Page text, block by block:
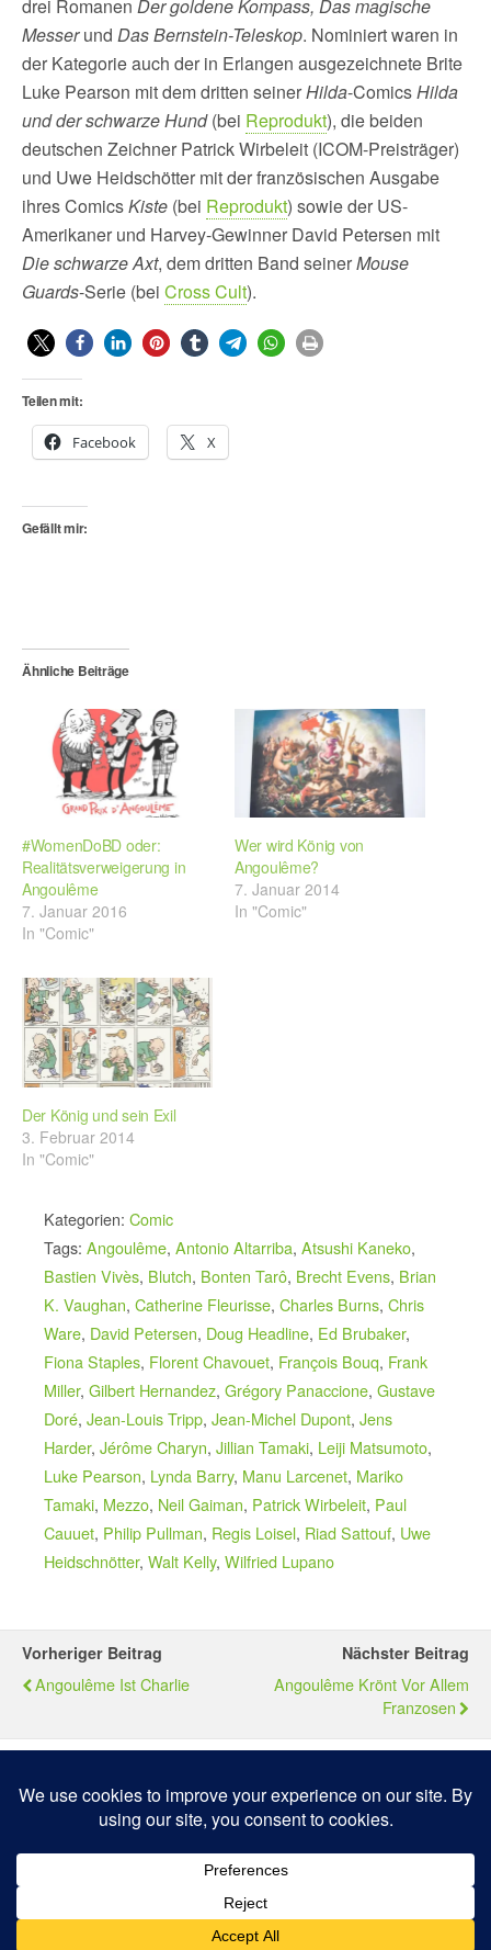
drei Romanen Der goldene Kompass, Das magische
Messerund Das Bernstein-Teleskop. Nominiert waren in
der Kategorie auch der in Erlangen ausgezeichnete Brite
Luke Pearson mit dem dritten seinerHilda-ComicsHilda
und der schwarze Hund(bei Reprodukt), die beiden
deutschen Zeichner Patrick Wirbeleit (ICOM-Preisträger)
und Uwe Heidschötter mit der französischen Ausgabe
ihres ComicsKiste (bei Reprodukt) sowie der US-
Amerikaner und Harvey-Gewinner David Petersen mit
Die schwarze Axt, dem dritten Band seinerMouse
Guards-Serie (bei Cross Cult).
Teilen mit:
Facebook X
Gefällt mir:
Ähnliche Beiträge
#WomenDoBD oder:
Realitätsverweigerung in
Angoulême
7. Januar 2016
In "Comic"
Wer wird König von
Angoulême?
7. Januar 2014
In "Comic"
Der König und sein Exil
3. Februar 2014
In "Comic"
Kategorien: Comic
Tags: Angoulême, Antonio Altarriba, Atsushi Kaneko,
Bastien Vivès, Blutch, Bonten Tarô, Brecht Evens, Brian
K. Vaughan, Catherine Fleurisse, Charles Burns, Chris
Ware, David Petersen, Doug Headline, Ed Brubaker,
Fiona Staples, Florent Chavouet, François Bouq, Frank
Miller, Gilbert Hernandez, Grégory Panaccione, Gustave
Doré, Jean-Louis Tripp, Jean-Michel Dupont, Jens
Harder, Jérôme Charyn, Jillian Tamaki, Leiji Matsumoto,
Luke Pearson, Lynda Barry, Manu Larcenet, Mariko
Tamaki, Mezzo, Neil Gaiman, Patrick Wirbeleit, Paul
Cauuet, Philip Pullman, Regis Loisel, Riad Sattouf, Uwe
Heidschnötter, Walt Kelly, Wilfried Lupano
Vorheriger Beitrag
Angoulême Ist Charlie
Nächster Beitrag
Angoulême Krönt Vor Allem
Franzosen
Zum Seitenanfang
Mobil Desktop